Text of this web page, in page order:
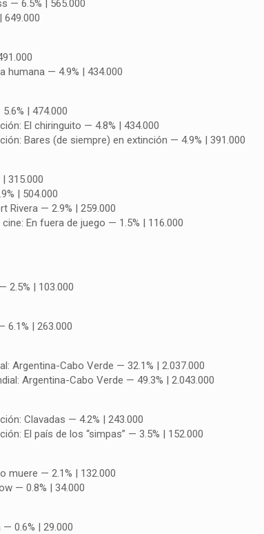
— 6.5% | 565.000
649.000
humana — 4.9% | 434.000
| 474.000
El chiringuito — 4.8% | 434.000
Bares (de siempre) en extinción — 4.9% | 391.000
315.000
| 504.000
Rivera — 2.9% | 259.000
En fuera de juego — 1.5% | 116.000
2.5% | 103.000
6.1% | 263.000
Argentina-Cabo Verde — 32.1% | 2.037.000
Argentina-Cabo Verde — 49.3% | 2.043.000
Clavadas — 4.2% | 243.000
El país de los “simpas” — 3.5% | 152.000
muere — 2.1% | 132.000
— 0.8% | 34.000
0.6% | 29.000